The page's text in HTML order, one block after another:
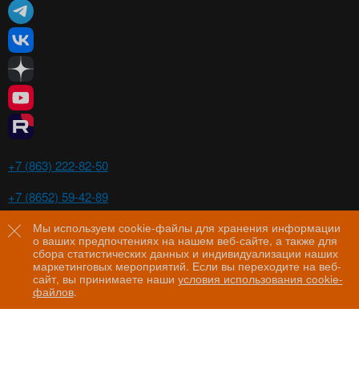
Мы используем cookie-файлы для хранения информации
о ваших предпочтениях на нашем веб-сайте, а также для
сбора статистических данных и индивидуализации наших
маркетинговых мероприятий. Если вы переходите на веб-
сайт, вы принимаете наши условия использования cookie-
файлов.
+7 (863) 222-82-50
+7 (8652) 59-42-89
Волгоград
+7 (8442) 29-00-21
Пятигорск
+7 (8793) 97-60-44